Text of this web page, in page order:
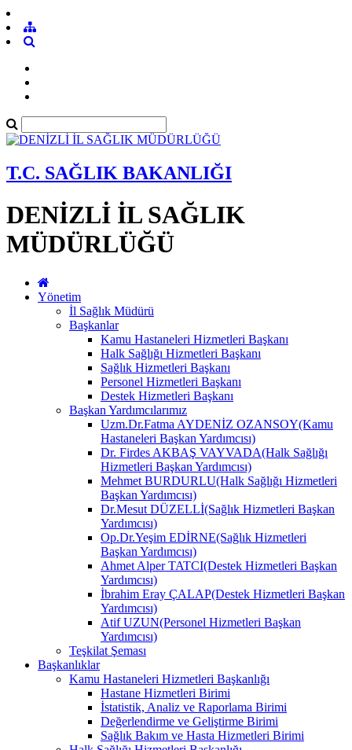
T.C. SAĞLIK BAKANLIĞI
DENİZLİ İL SAĞLIK
MÜDÜRLÜĞÜ
Yönetim
İl Sağlık Müdürü
Başkanlar
Kamu Hastaneleri Hizmetleri Başkanı
Halk Sağlığı Hizmetleri Başkanı
Sağlık Hizmetleri Başkanı
Personel Hizmetleri Başkanı
Destek Hizmetleri Başkanı
Başkan Yardımcılarımız
Uzm.Dr.Fatma AYDENİZ OZANSOY(Kamu
Hastaneleri Başkan Yardımcısı)
Dr. Firdes AKBAŞ VAYVADA(Halk Sağlığı
Hizmetleri Başkan Yardımcısı)
Mehmet BURDURLU(Halk Sağlığı Hizmetleri
Başkan Yardımcısı)
Dr.Mesut DÜZELLİ(Sağlık Hizmetleri Başkan
Yardımcısı)
Op.Dr.Yeşim EDİRNE(Sağlık Hizmetleri
Başkan Yardımcısı)
Ahmet Alper TATCI(Destek Hizmetleri Başkan
Yardımcısı)
İbrahim Eray ÇALAP(Destek Hizmetleri Başkan
Yardımcısı)
Atif UZUN(Personel Hizmetleri Başkan
Yardımcısı)
Teşkilat Şeması
Başkanlıklar
Kamu Hastaneleri Hizmetleri Başkanlığı
Hastane Hizmetleri Birimi
İstatistik, Analiz ve Raporlama Birimi
Değerlendirme ve Geliştirme Birimi
Sağlık Bakım ve Hasta Hizmetleri Birimi